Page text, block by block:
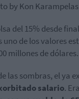
by Kon
del 15% desde
de los valores
millones de dólares.
las sombras, el ya
salario.